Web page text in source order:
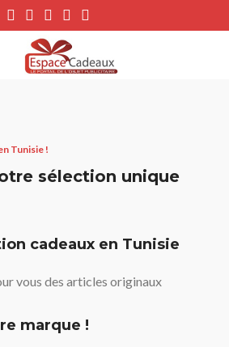
Tunisie !
sélection unique
cadeaux en Tunisie
vous des articles originaux
marque !